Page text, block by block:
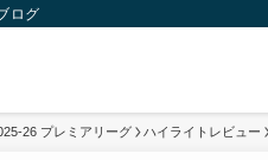
ログ
26 プレミアリーグ ハイライトレビュー